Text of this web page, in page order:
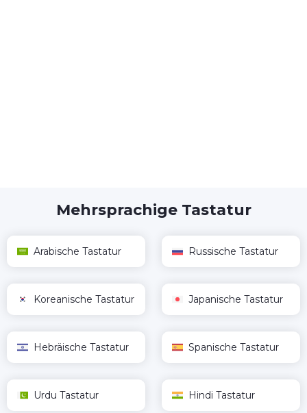
Mehrsprachige Tastatur
Arabische Tastatur Russische Tastatur
Koreanische Tastatur Japanische Tastatur
Hebräische Tastatur Spanische Tastatur
Urdu Tastatur Hindi Tastatur